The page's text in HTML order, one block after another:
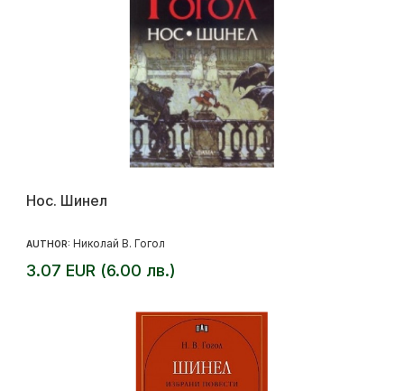
Нос. Шинел
AUTHOR: Николай В. Гогол
3.07 EUR (6.00 лв.)